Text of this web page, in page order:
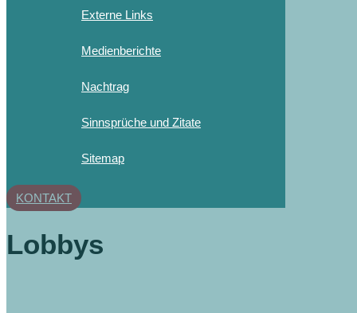
Externe Links
Medienberichte
Nachtrag
Sinnsprüche und Zitate
Sitemap
KONTAKT
Lobbys